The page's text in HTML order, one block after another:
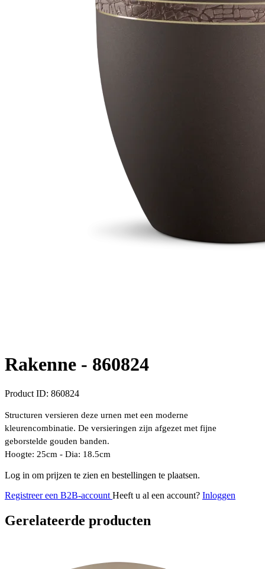
Rakenne - 860824
Product ID: 860824
Structuren versieren deze urnen met een moderne
kleurencombinatie. De versieringen zijn afgezet met fijne
geborstelde gouden banden.
Hoogte: 25cm - Dia: 18.5cm
Log in om prijzen te zien en bestellingen te plaatsen.
Registreer een B2B-account Heeft u al een account? Inloggen
Gerelateerde producten